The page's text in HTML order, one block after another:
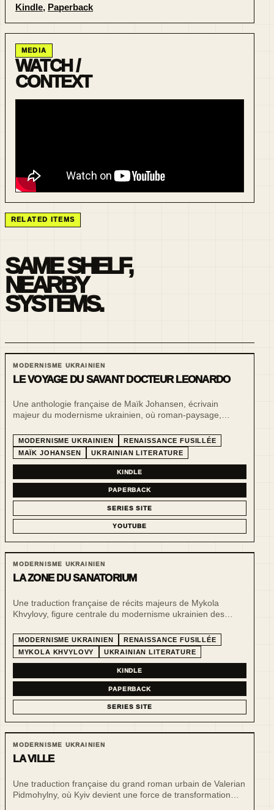
Kindle, Paperback
MEDIA
WATCH /
CONTEXT
RELATED ITEMS
SAME SHELF,
NEARBY
SYSTEMS.
MODERNISME UKRAINIEN
LE VOYAGE DU SAVANT DOCTEUR LEONARDO
Une anthologie française de Maïk Johansen, écrivain
majeur du modernisme ukrainien, où roman-paysage,
expérimentation formelle révèlent une voix libre, ludique et
interrompue par la Grande Terreur.
MODERNISME UKRAINIEN
RENAISSANCE FUSILLÉE
MAÏK JOHANSEN
UKRAINIAN LITERATURE
KINDLE
PAPERBACK
SERIES SITE
YOUTUBE
MODERNISME UKRAINIEN
LA ZONE DU SANATORIUM
Une traduction française de récits majeurs de Mykola
Khvylovy, figure centrale du modernisme ukrainien des
MODERNISME UKRAINIEN
RENAISSANCE FUSILLÉE
MYKOLA KHVYLOVY
UKRAINIAN LITERATURE
KINDLE
PAPERBACK
SERIES SITE
MODERNISME UKRAINIEN
LA VILLE
Une traduction française du grand roman urbain de Valerian
Pidmohylny, où Kyiv devient une force de transformation